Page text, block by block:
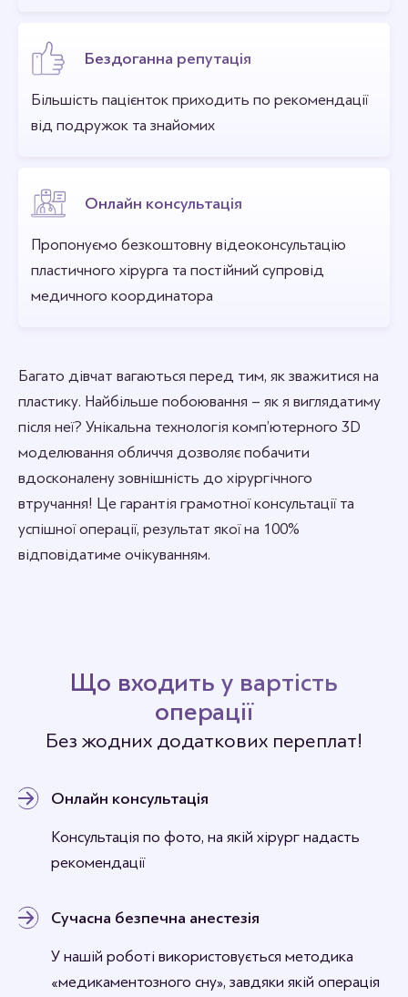
Бездоганна репутація
Більшість пацієнток приходить по рекомендації
від подружок та знайомих
Онлайн консультація
Пропонуємо безкоштовну відеоконсультацію
пластичного хірурга та постійний супровід
медичного координатора
Багато дівчат вагаються перед тим, як зважитися на
пластику. Найбільше побоювання – як я виглядатиму
після неї? Унікальна технологія комп’ютерного 3D
моделювання обличчя дозволяє побачити
вдосконалену зовнішність до хірургічного
втручання! Це гарантія грамотної консультації та
успішної операції, результат якої на 100%
відповідатиме очікуванням.
Що входить у вартість
операції
Без жодних додаткових переплат!
Онлайн консультація
Консультація по фото, на якій хірург надасть
рекомендації
Сучасна безпечна анестезія
У нашій роботі використовується методика
«медикаментозного сну», завдяки якій операція